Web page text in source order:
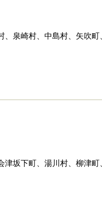
、泉崎村、中島村、矢吹
津坂下町、湯川村、柳津